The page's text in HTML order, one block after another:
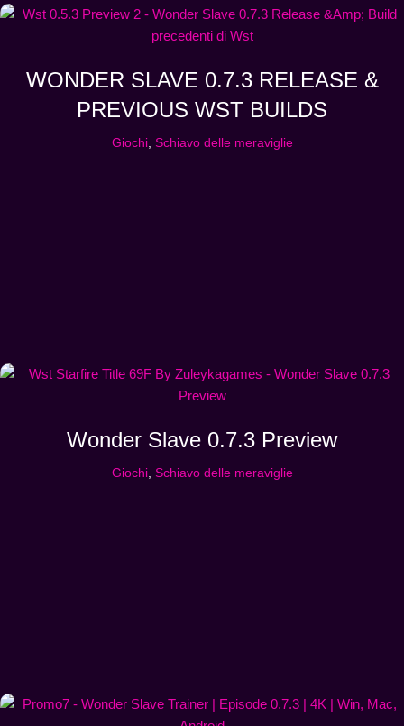
WONDER SLAVE 0.7.3 RELEASE &
PREVIOUS WST BUILDS
Giochi, Schiavo delle meraviglie
Wonder Slave 0.7.3 Preview
Giochi, Schiavo delle meraviglie